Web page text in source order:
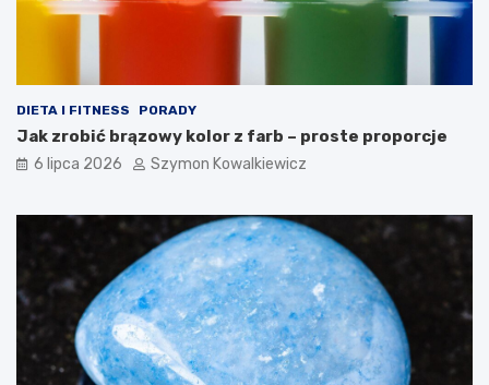
DIETA I FITNESS PORADY
Jak zrobić brązowy kolor z farb – proste proporcje
6 lipca 2026 Szymon Kowalkiewicz